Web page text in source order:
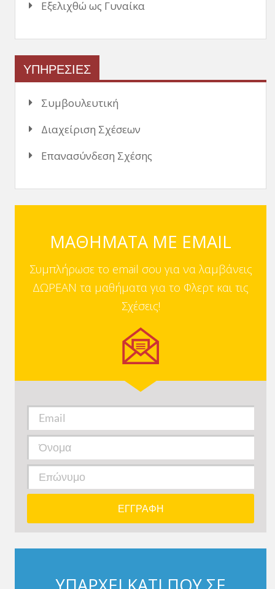
Εξελιχθώ ως Γυναίκα
ΥΠΗΡΕΣΙΕΣ
Συμβουλευτική
Διαχείριση Σχέσεων
Επανασύνδεση Σχέσης
ΜΑΘΗΜΑΤΑ ΜΕ EMAIL
Συμπλήρωσε το email σου για να λαμβάνεις
ΔΩΡΕΑΝ τα μαθήματα για το Φλερτ και τις
Σχέσεις!